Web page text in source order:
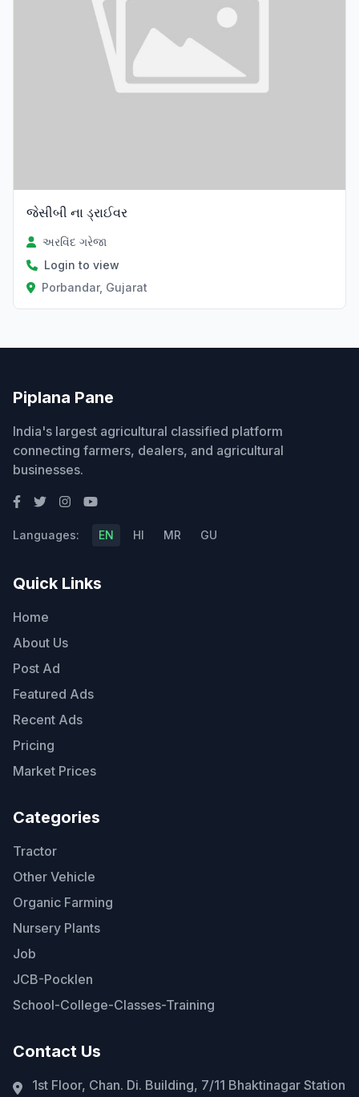
જેસીબી ના ડ્રાઈવર
અરવિંદ ગરેજા
Login to view
Porbandar, Gujarat
Piplana Pane
India's largest agricultural classified platform
connecting farmers, dealers, and agricultural
businesses.
Languages: EN HI MR GU
Quick Links
Home
About Us
Post Ad
Featured Ads
Recent Ads
Pricing
Market Prices
Categories
Tractor
Other Vehicle
Organic Farming
Nursery Plants
Job
JCB-Pocklen
School-College-Classes-Training
Contact Us
1st Floor, Chan. Di. Building, 7/11 Bhaktinagar Station